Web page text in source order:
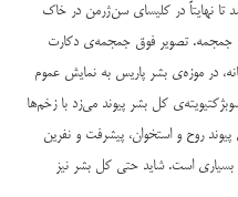
تا نهایتاً در کلیسای سن‌ژرمن در خاک
جمجمه. تصویر فوق جمجمه‌ی دکارت
در موزه‌ی بشر پاریس به نمایش عموم
کل بشر پیوند می‌زد با زخم‌ها
روح و استخوان، پیشرفت و نفرین
بسیاری است. شاید حتی کل بشر نیز